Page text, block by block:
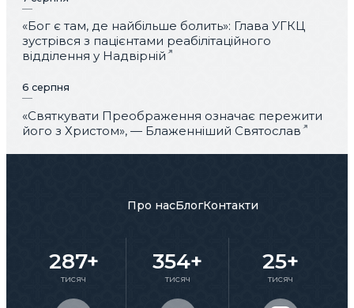
«Бог є там, де найбільше болить»: Глава УГКЦ
зустрівся з пацієнтами реабілітаційного
відділення у Надвірній
6 серпня
«Святкувати Преображення означає пережити
його з Христом», — Блаженніший Святослав
Про насБлогКонтакти
287+
тисяч
354+
тисяч
25+
тисяч